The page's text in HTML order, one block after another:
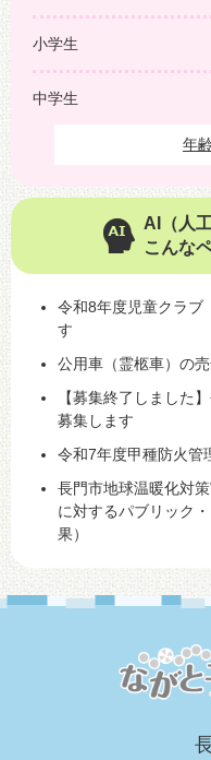
小学生
中学生
年
AI（人
こんな
令和8年度児童クラブ
す
公用車（霊柩車）の
【募集終了しました
募集します
令和7年度甲種防火管
長門市地球温暖化対
に対するパブリック
果）